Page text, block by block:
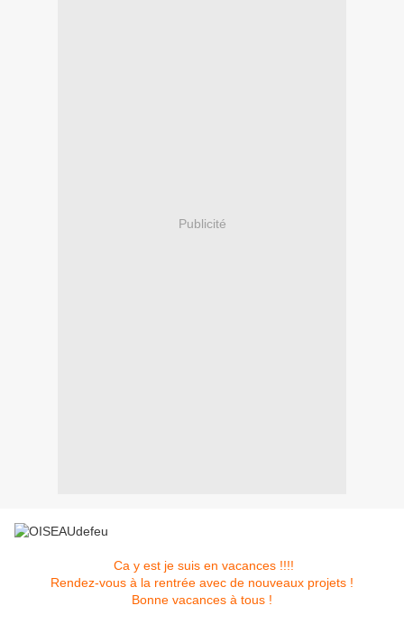
Publicité
Ca y est je suis en vacances !!!!
Rendez-vous à la rentrée avec de nouveaux projets !
Bonne vacances à tous !